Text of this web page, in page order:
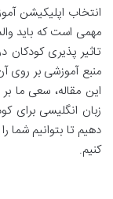
انتخاب اپلیکیشن
مهمی است که باید
تاثیر پذیری
منبع آموزشی بر روی
این مقاله، سعی ما
زبان انگلیسی برای
دهیم تا بتوانیم
کنیم.